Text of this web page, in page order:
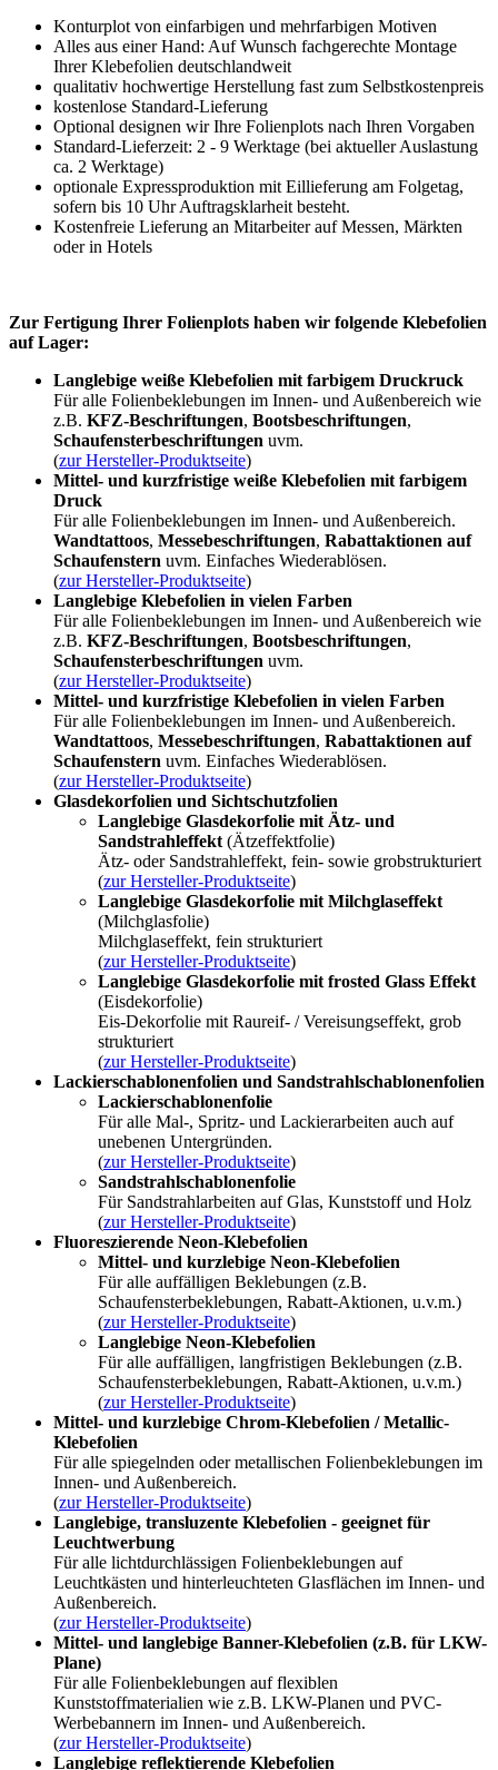
Konturplot von einfarbigen und mehrfarbigen Motiven
Alles aus einer Hand: Auf Wunsch fachgerechte Montage
Ihrer Klebefolien deutschlandweit
qualitativ hochwertige Herstellung fast zum Selbstkostenpreis
kostenlose Standard-Lieferung
Optional designen wir Ihre Folienplots nach Ihren Vorgaben
Standard-Lieferzeit: 2 - 9 Werktage (bei aktueller Auslastung
ca. 2 Werktage)
optionale Expressproduktion mit Eillieferung am Folgetag,
sofern bis 10 Uhr Auftragsklarheit besteht.
Kostenfreie Lieferung an Mitarbeiter auf Messen, Märkten
oder in Hotels
Zur Fertigung Ihrer Folienplots haben wir folgende Klebefolien
auf Lager:
Langlebige weiße Klebefolien mit farbigem Druckruck
Für alle Folienbeklebungen im Innen- und Außenbereich wie
z.B. KFZ-Beschriftungen, Bootsbeschriftungen,
Schaufensterbeschriftungen uvm.
(zur Hersteller-Produktseite)
Mittel- und kurzfristige weiße Klebefolien mit farbigem
Druck
Für alle Folienbeklebungen im Innen- und Außenbereich.
Wandtattoos, Messebeschriftungen, Rabattaktionen auf
Schaufenstern uvm. Einfaches Wiederablösen.
(zur Hersteller-Produktseite)
Langlebige Klebefolien in vielen Farben
Für alle Folienbeklebungen im Innen- und Außenbereich wie
z.B. KFZ-Beschriftungen, Bootsbeschriftungen,
Schaufensterbeschriftungen uvm.
(zur Hersteller-Produktseite)
Mittel- und kurzfristige Klebefolien in vielen Farben
Für alle Folienbeklebungen im Innen- und Außenbereich.
Wandtattoos, Messebeschriftungen, Rabattaktionen auf
Schaufenstern uvm. Einfaches Wiederablösen.
(zur Hersteller-Produktseite)
Glasdekorfolien und Sichtschutzfolien
Langlebige Glasdekorfolie mit Ätz- und
Sandstrahleffekt (Ätzeffektfolie)
Ätz- oder Sandstrahleffekt, fein- sowie grobstrukturiert
(zur Hersteller-Produktseite)
Langlebige Glasdekorfolie mit Milchglaseffekt
(Milchglasfolie)
Milchglaseffekt, fein strukturiert
(zur Hersteller-Produktseite)
Langlebige Glasdekorfolie mit frosted Glass Effekt
(Eisdekorfolie)
Eis-Dekorfolie mit Raureif- / Vereisungseffekt, grob
strukturiert
(zur Hersteller-Produktseite)
Lackierschablonenfolien und Sandstrahlschablonenfolien
Lackierschablonenfolie
Für alle Mal-, Spritz- und Lackierarbeiten auch auf
unebenen Untergründen.
(zur Hersteller-Produktseite)
Sandstrahlschablonenfolie
Für Sandstrahlarbeiten auf Glas, Kunststoff und Holz
(zur Hersteller-Produktseite)
Fluoreszierende Neon-Klebefolien
Mittel- und kurzlebige Neon-Klebefolien
Für alle auffälligen Beklebungen (z.B.
Schaufensterbeklebungen, Rabatt-Aktionen, u.v.m.)
(zur Hersteller-Produktseite)
Langlebige Neon-Klebefolien
Für alle auffälligen, langfristigen Beklebungen (z.B.
Schaufensterbeklebungen, Rabatt-Aktionen, u.v.m.)
(zur Hersteller-Produktseite)
Mittel- und kurzlebige Chrom-Klebefolien / Metallic-
Klebefolien
Für alle spiegelnden oder metallischen Folienbeklebungen im
Innen- und Außenbereich.
(zur Hersteller-Produktseite)
Langlebige, transluzente Klebefolien - geeignet für
Leuchtwerbung
Für alle lichtdurchlässigen Folienbeklebungen auf
Leuchtkästen und hinterleuchteten Glasflächen im Innen- und
Außenbereich.
(zur Hersteller-Produktseite)
Mittel- und langlebige Banner-Klebefolien (z.B. für LKW-
Plane)
Für alle Folienbeklebungen auf flexiblen
Kunststoffmaterialien wie z.B. LKW-Planen und PVC-
Werbebannern im Innen- und Außenbereich.
(zur Hersteller-Produktseite)
Langlebige reflektierende Klebefolien